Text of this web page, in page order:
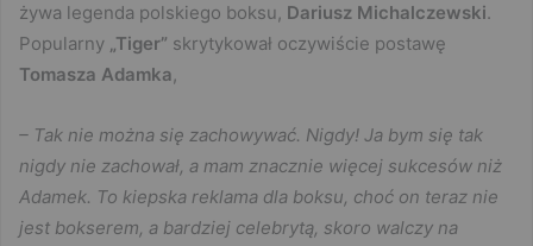
żywa legenda polskiego boksu, Dariusz Michalczewski.
Popularny „Tiger” skrytykował oczywiście postawę
Tomasza Adamka,
– Tak nie można się zachowywać. Nigdy! Ja bym się tak
nigdy nie zachował, a mam znacznie więcej sukcesów niż
Adamek. To kiepska reklama dla boksu, choć on teraz nie
jest bokserem, a bardziej celebrytą, skoro walczy na